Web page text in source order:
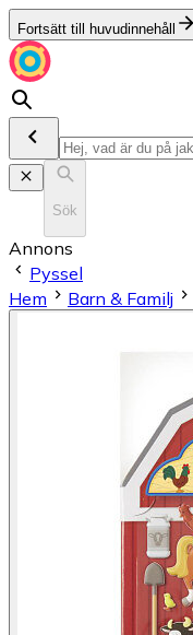
Fortsätt till huvudinnehåll
Sök
Annons
Pyssel
Hem
Barn & Familj